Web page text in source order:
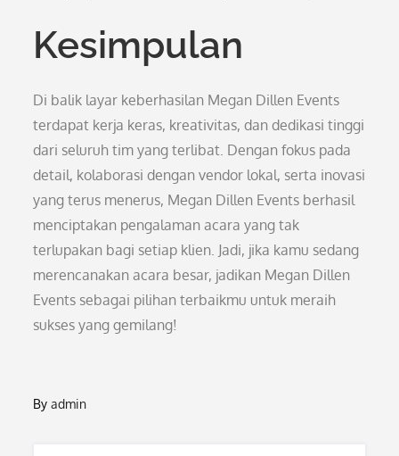
Kesimpulan
Di balik layar keberhasilan Megan Dillen Events
terdapat kerja keras, kreativitas, dan dedikasi tinggi
dari seluruh tim yang terlibat. Dengan fokus pada
detail, kolaborasi dengan vendor lokal, serta inovasi
yang terus menerus, Megan Dillen Events berhasil
menciptakan pengalaman acara yang tak
terlupakan bagi setiap klien. Jadi, jika kamu sedang
merencanakan acara besar, jadikan Megan Dillen
Events sebagai pilihan terbaikmu untuk meraih
sukses yang gemilang!
Byadmin